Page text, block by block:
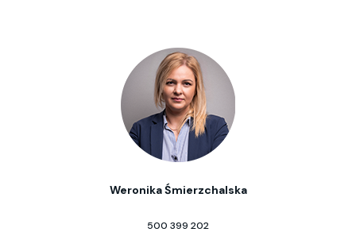
Weronika Śmierzchalska
500 399 202